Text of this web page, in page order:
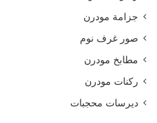
جزامة مودرن
صور غرف نوم
مطابخ مودرن
ركنات مودرن
ديرسات محجبات